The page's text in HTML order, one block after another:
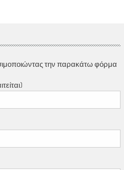
την παρακάτω φόρμα